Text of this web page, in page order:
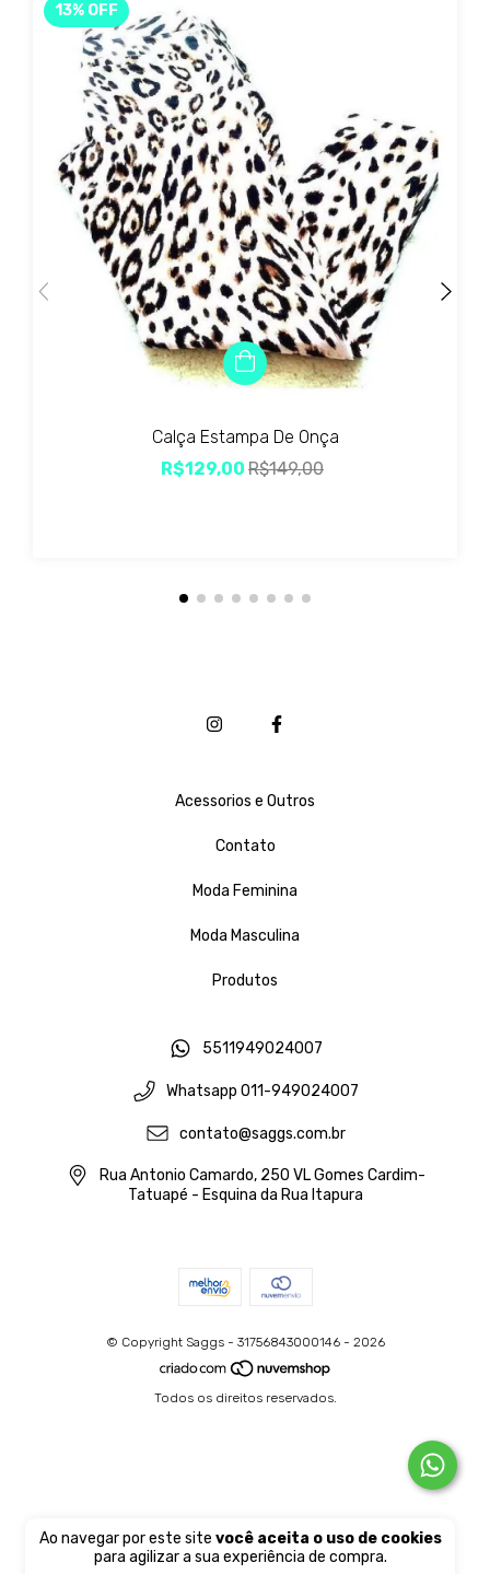
Ao navegar por este site você aceita o uso de cookies
para agilizar a sua experiência de compra.
13% OFF
Calça Estampa De Onça
R$129,00 R$149,00
Acessorios e Outros
Contato
Moda Feminina
Moda Masculina
Produtos
5511949024007
Whatsapp 011-949024007
contato@saggs.com.br
Rua Antonio Camardo, 250 VL Gomes Cardim-
Tatuapé - Esquina da Rua Itapura
© Copyright Saggs - 31756843000146 - 2026
Todos os direitos reservados.